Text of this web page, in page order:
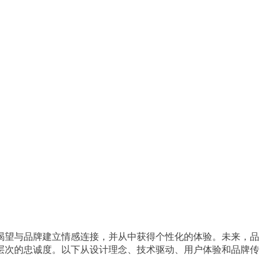
与品牌建立情感连接，并从中获得个性化的体验。未来，品
的忠诚度。以下从设计理念、技术驱动、用户体验和品牌传